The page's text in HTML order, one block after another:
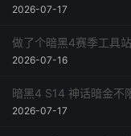
2026-07-17
做了个暗黑4赛季工具
2026-07-16
暗黑4 S14 神话暗金不
2026-07-17